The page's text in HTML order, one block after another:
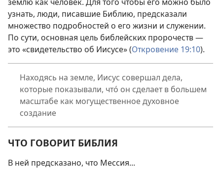
землю как человек. Для того чтобы его можно было
узнать, люди, писавшие Библию, предсказали
множество подробностей о его жизни и служении.
По сути, основная цель библейских пророчеств —
это «свидетельство об Иисусе» (Откровение 19:10).
Находясь на земле, Иисус совершал дела,
которые показывали, что́ он сделает в большем
масштабе как могущественное духовное
создание
ЧТО ГОВОРИТ БИБЛИЯ
В ней предсказано, что Мессия...